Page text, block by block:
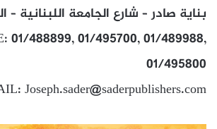
بناية صادر – شارع الجامعة اللبنانية –
01/488899, 01/495700, 01/489988,
01/495800
Joseph.sader@saderpublishers.com